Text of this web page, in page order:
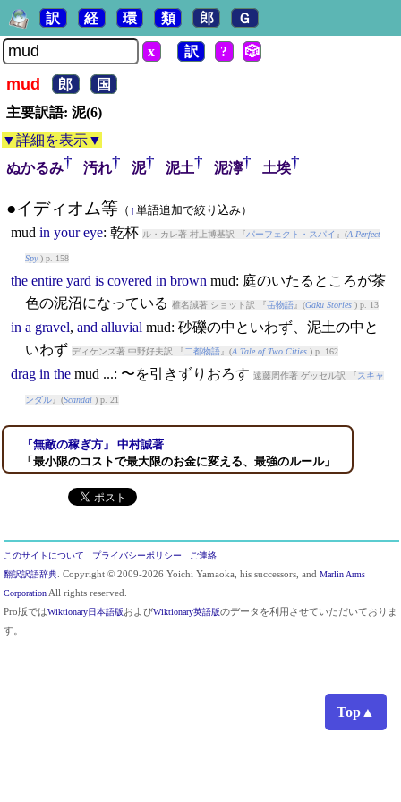
Top▲
訳 経 環 類 郎 Ｇ
x 訳 ? 🎲
mud 郎
国
主要訳語: 泥(6)
▼詳細を表示▼
ぬかるみ† 汚れ† 泥† 泥土† 泥濘† 土埃†
●イディオム等（ ↑単語追加で絞り込み）
mud in your eye: 乾杯 ル・カレ著 村上博基訳 『パーフェクト・スパイ 』(A Perfect
Spy) p. 158
the entire yard is covered in brown mud: 庭のいたるところが茶
色の泥沼になっている 椎名誠著 ショット訳 『岳物語』(Gaku Stories) p. 13
in a gravel, and alluvial mud: 砂礫の中といわず、泥土の中と
いわず ディケンズ著 中野好夫訳 『二都物語』(A Tale of Two Cities) p. 162
drag in the mud ...: 〜を引きずりおろす 遠藤周作著 ゲッセル訳 『スキャ
ンダル』(Scandal) p. 21
『無敵の稼ぎ方』 中村誠著
「最小限のコストで最大限のお金に変える、最強のルール」
このサイトについて プライバシーポリシー
ご連絡
翻訳訳語辞典 . Copyright © 2009-2026 Yoichi Yamaoka, his successors, and Marlin Arms
Corporation All rights reserved.
Pro版ではWiktionary日本語版およびWiktionary英語版のデータを利用させていただいておりま
す。